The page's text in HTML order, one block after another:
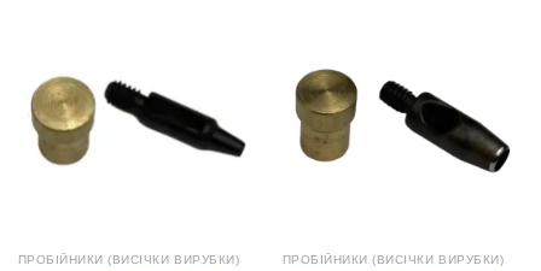
ПРОБІЙНИКИ (ВИСІЧКИ ВИРУБКИ) ПРОБІЙНИКИ (ВИСІЧКИ ВИРУБКИ)